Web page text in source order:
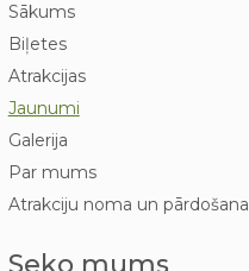
Sākums
Biļetes
Atrakcijas
Jaunumi
Galerija
Par mums
Atrakciju noma un pārdošana